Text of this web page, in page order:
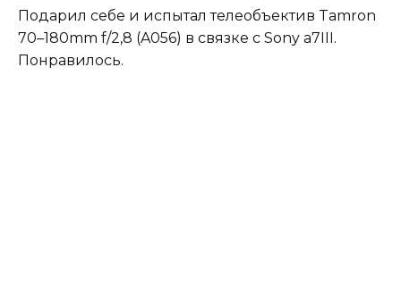
Подарил себе и испытал телеобъектив Tamron
70–180mm f/2,8 (A056) в связке с Sony а7III.
Понравилось.